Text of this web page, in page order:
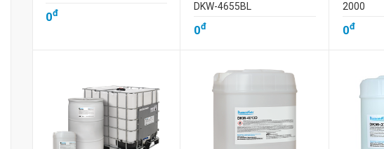
0đ
DKW-4655BL
0đ
2000
0đ